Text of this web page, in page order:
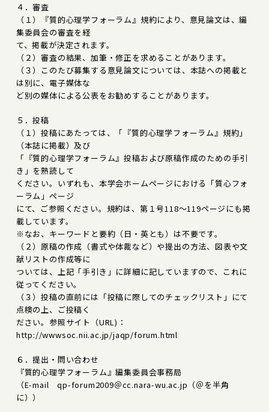
４．審査
（１）『質的心理学フォーラム』規約により、意見論文は、編
集委員会の審査を経
て、掲載が決定されます。
（２）審査の結果、加筆・修正を求めることがあります。
（３）このたび募集する意見論文については、本誌への掲載と
は別に、電子媒体な
ど別の媒体による公表をお勧めすることがあります。
５．投稿
（１）投稿にあたっては、「『質的心理学フォーラム』規約」
（本誌に掲載）及び
「『質的心理学フォーラム』投稿および原稿作成のための手引
き」を熟読して
ください。いずれも、本学会ホームページにおける「質心フォ
ーラム」ページ
にて、ご参照ください。規約は、第１号118～119ページにも掲
載しています。
※なお、キーワードと要約（日・英とも）は不要です。
（２）原稿の作成（書式や体裁など）や提出の方法、図表や文
献リストの作成等に
ついては、上記「手引き」に詳細に記していますので、これに
従ってください。
（３）投稿の直前には「投稿に際してのチェックリスト」にて
点検の上、ご投稿く
ださい。参照サイト（URL)：
http://wwwsoc.nii.ac.jp/jaqp/forum.html
６．提出・問い合わせ
『質的心理学フォーラム』編集委員会事務局
（E-mail qp-forum2009＠cc.nara-wu.ac.jp（＠を半角
に））